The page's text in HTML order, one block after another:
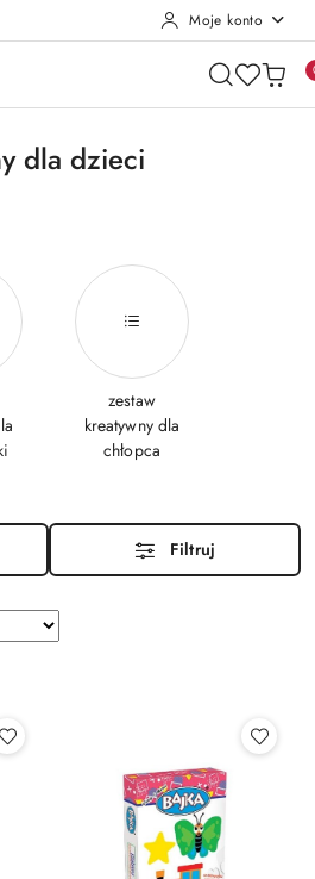
Moje konto
dla dzieci
zestaw
kreatywny dla
chłopca
Filtruj